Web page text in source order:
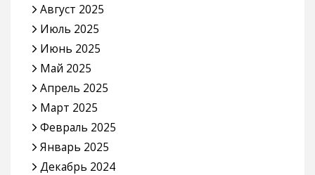
Август 2025
Июль 2025
Июнь 2025
Май 2025
Апрель 2025
Март 2025
Февраль 2025
Январь 2025
Декабрь 2024